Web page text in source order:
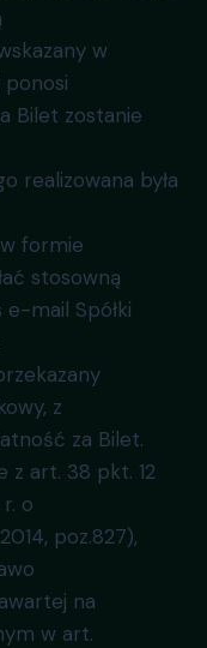
w
ponosi
Bilet zostanie
realizowana była
formie
stosowną
mail Spółki
z
za Bilet.
z art. 38 pkt. 12
o
poz.827),
na
w art.